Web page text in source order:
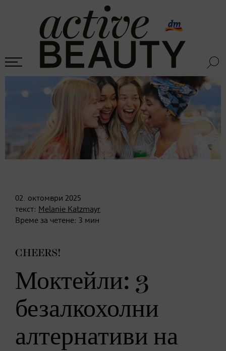
02. октомври 2025
текст: Melanie Katzmayr
Време за четене: 3 мин
CHEERS!
Моктейли: 3
безалкохолни
алтернативи на